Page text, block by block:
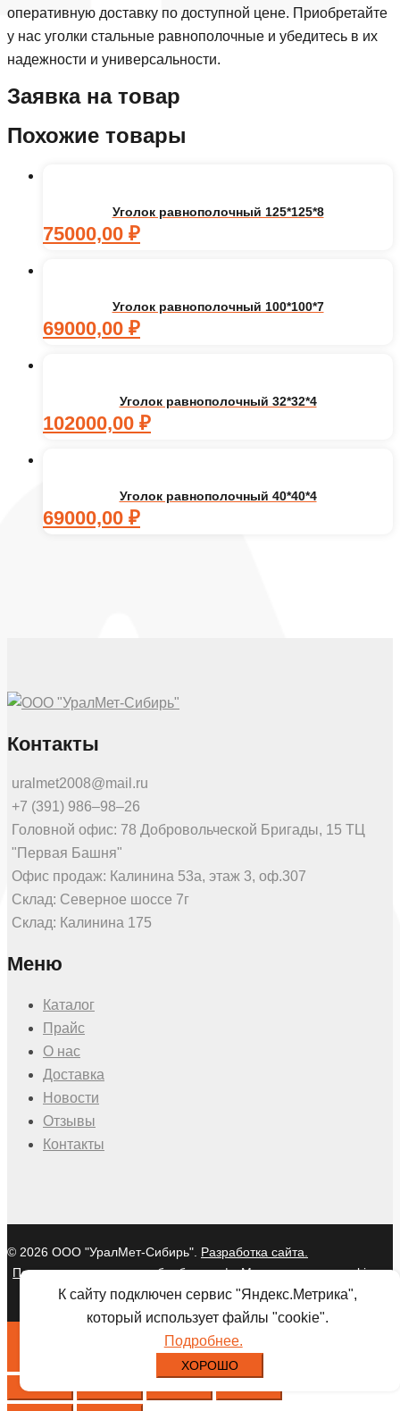
оперативную доставку по доступной цене. Приобретайте
у нас уголки стальные равнополочные и убедитесь в их
надежности и универсальности.
Заявка на товар
Похожие товары
Уголок равнополочный 125*125*8
75000,00 ₽
Уголок равнополочный 100*100*7
69000,00 ₽
Уголок равнополочный 32*32*4
102000,00 ₽
Уголок равнополочный 40*40*4
69000,00 ₽
Контакты
uralmet2008@mail.ru
+7 (391) 986‒98‒26
Головной офис: 78 Добровольческой Бригады, 15 ТЦ
"Первая Башня"
Офис продаж: Калинина 53а, этаж 3, оф.307
Склад: Северное шоссе 7г
Склад: Калинина 175
Меню
Каталог
Прайс
О нас
Доставка
Новости
Отзывы
Контакты
© 2026 ООО "УралМет-Сибирь". Разработка сайта.
Политика в отношении обработки
персональных данных
|
Мы используем cookies и
Яндекс Метрику
К сайту подключен сервис "Яндекс.Метрика",
который использует файлы "cookie".
Подробнее.
ХОРОШО